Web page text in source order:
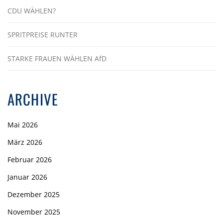
CDU WÄHLEN?
SPRITPREISE RUNTER
STARKE FRAUEN WÄHLEN AfD
ARCHIVE
Mai 2026
März 2026
Februar 2026
Januar 2026
Dezember 2025
November 2025